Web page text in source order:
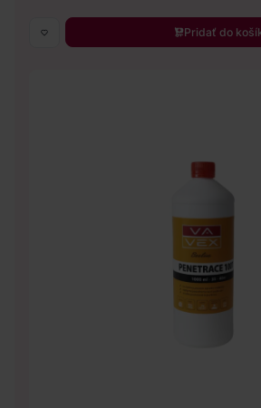
Pridať do